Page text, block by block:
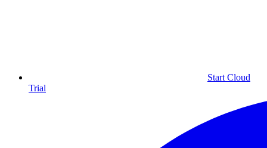
Start Cloud
Trial